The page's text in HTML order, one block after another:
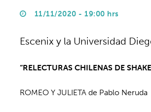
11/11/2020 - 19:00 hrs
Escenix y la Universidad
“RELECTURAS CHILENAS DE
ROMEO Y JULIETA de Pablo Neruda